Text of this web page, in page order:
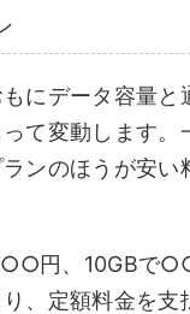
にデータ容量と
て変動します。
ンのほうが安い
円、10GBで
、定額料金を支